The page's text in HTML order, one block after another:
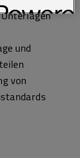
und
von
am Ende der